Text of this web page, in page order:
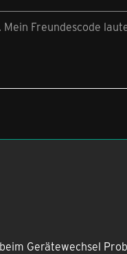
Freundescode
Gerätewechsel